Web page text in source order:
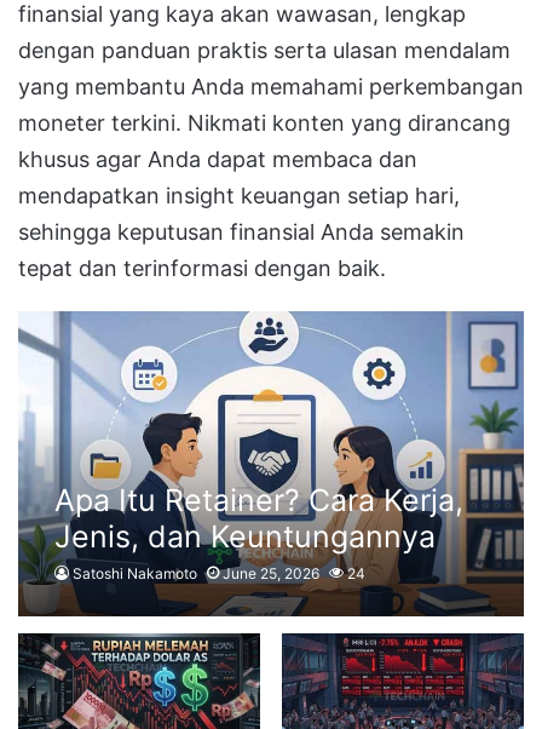
finansial yang kaya akan wawasan, lengkap
dengan panduan praktis serta ulasan mendalam
yang membantu Anda memahami perkembangan
moneter terkini. Nikmati konten yang dirancang
khusus agar Anda dapat membaca dan
mendapatkan insight keuangan setiap hari,
sehingga keputusan finansial Anda semakin
tepat dan terinformasi dengan baik.
Apa Itu Retainer? Cara Kerja,
Jenis, dan Keuntungannya
Satoshi Nakamoto June 25, 2026 24